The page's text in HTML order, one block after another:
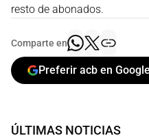
resto de abonados.
Comparte en
Preferir acb en Google
ÚLTIMAS NOTICIAS